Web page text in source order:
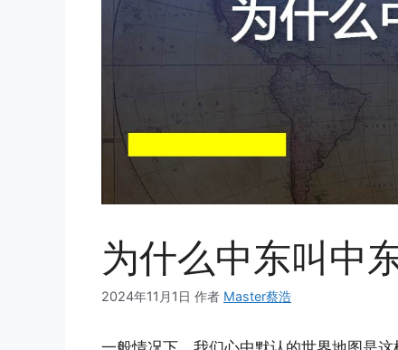
为什么中东叫中
2024年11月1日 作者 Master蔡浩